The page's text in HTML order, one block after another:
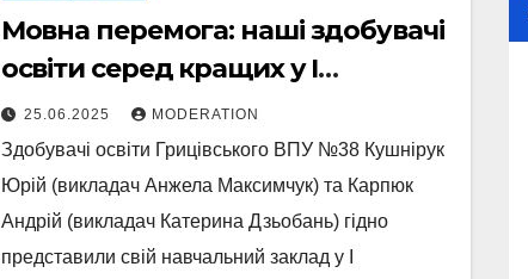
Мовна перемога: наші здобувачі
освіти серед кращих у І
Всеукраїнському конкурсі з
української мови!!!
25.06.2025 MODERATION
Здобувачі освіти Грицівського ВПУ №38 Кушнірук
Юрій (викладач Анжела Максимчук) та Карпюк
Андрій (викладач Катерина Дзьобань) гідно
представили свій навчальний заклад у І